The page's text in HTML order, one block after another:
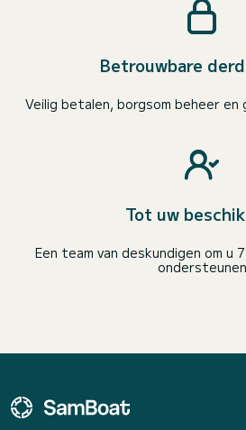
Betrouwbare
Veilig betalen, borgsom beheer
Tot uw
Een team van deskundigen om u
ondersteunen